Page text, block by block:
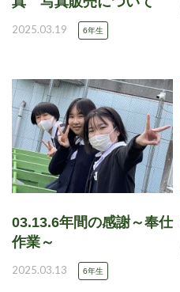
2025.03.19 6年生
03.13.6年間の感謝～奉仕
作業～
2025.03.13 6年生